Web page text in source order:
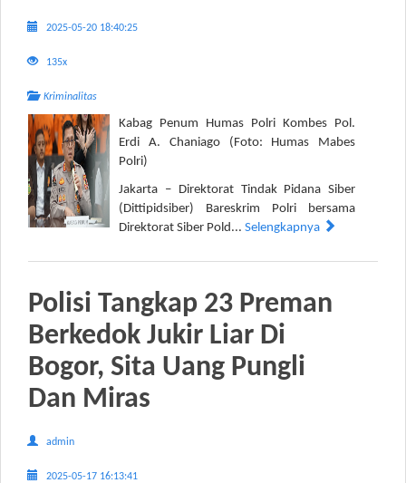
2025-05-20 18:40:25
135x
Kriminalitas
Kabag Penum Humas Polri Kombes Pol.
Erdi A. Chaniago (Foto: Humas Mabes
Polri)
Jakarta – Direktorat Tindak Pidana Siber
(Dittipidsiber) Bareskrim Polri bersama
Direktorat Siber Pold...Selengkapnya
Polisi Tangkap 23 Preman
Berkedok Jukir Liar Di
Bogor, Sita Uang Pungli
Dan Miras
admin
2025-05-17 16:13:41